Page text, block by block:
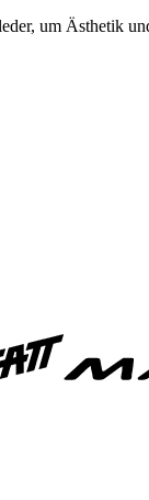
um Ästhetik